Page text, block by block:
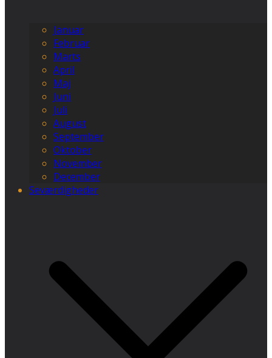
Januar
Februar
Marts
April
Maj
Juni
Juli
August
September
Oktober
November
December
Seværdigheder